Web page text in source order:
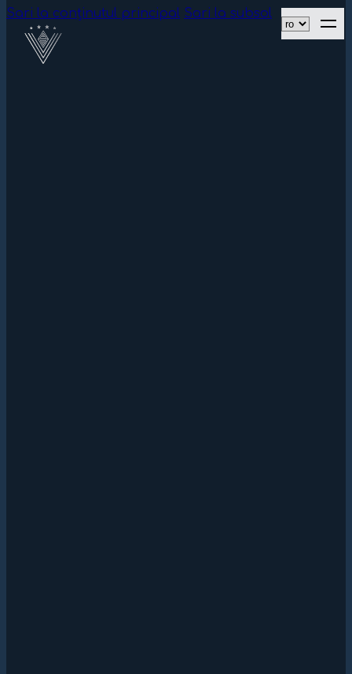
Sari la conținutul principal Sari la subsol